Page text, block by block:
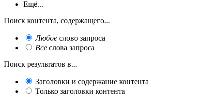
Ещё...
Поиск контента, содержащего...
Любое слово запроса
Все слова запроса
Поиск результатов в...
Заголовки и содержание контента
Только заголовки контента